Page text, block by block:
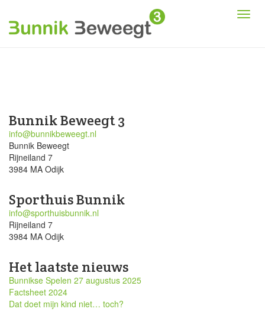
Bunnik Beweegt 3
info@bunnikbeweegt.nl
Bunnik Beweegt
Rijneiland 7
3984 MA Odijk
Sporthuis Bunnik
info@sporthuisbunnik.nl
Rijneiland 7
3984 MA Odijk
Het laatste nieuws
Bunnikse Spelen 27 augustus 2025
Factsheet 2024
Dat doet mijn kind niet… toch?